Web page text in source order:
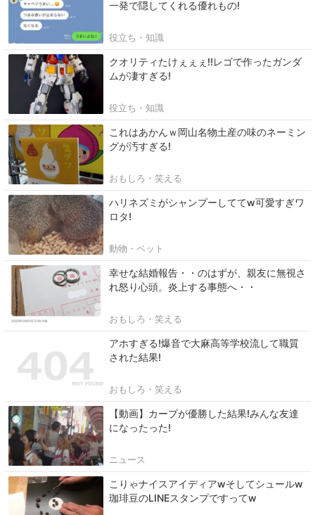
一発で隠してくれる優れもの!
役立ち・知識
クオリティたけぇぇぇ!!レゴで作ったガンダ
ムが凄すぎる!
役立ち・知識
これはあかんｗ岡山名物土産の味のネーミン
グが汚すぎる!
おもしろ・笑える
ハリネズミがシャンプーしててw可愛すぎワ
ロタ!
動物・ペット
幸せな結婚報告・・のはずが、親友に無視さ
れ怒り心頭。炎上する事態へ・・
おもしろ・笑える
アホすぎる!爆音で大麻高等学校流して職質
された結果!
おもしろ・笑える
【動画】カープが優勝した結果!みんな友達
になったった!
ニュース
こりゃナイスアイディアwそしてシュールw
珈琲豆のLINEスタンプですってw